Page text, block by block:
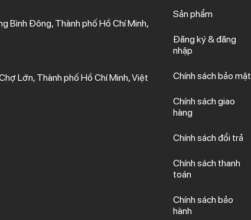
Bình Đông, Thành phố Hồ Chí Minh,
Lớn, Thành phố Hồ Chí Minh, Việt
Sản phẩm
Đăng ký & đăng
nhập
Chính sách bảo mật
Chính sách giao
hàng
Chính sách đổi trả
Chính sách thanh
toán
Chính sách bảo
hành